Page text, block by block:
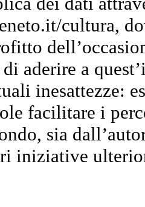
cultura,
aderire a
inesattezze:
facilitare i
sia
iniziative